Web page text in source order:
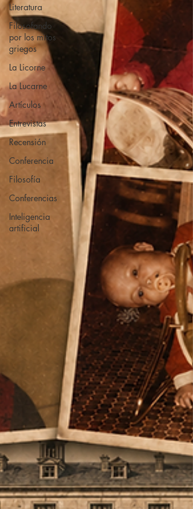
Literatura
Filosofando
por los mitos
griegos
La Licorne
La Lucarne
Artículos
Entrevistas
Recensión
Conferencia
Filosofía
Conferencias
Inteligencia
artificial